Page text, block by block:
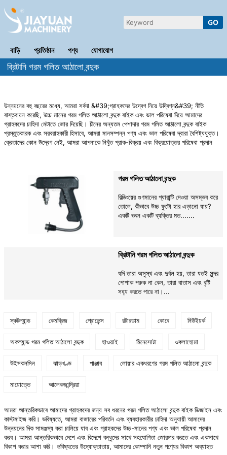
বাড়ি প্রতিষ্ঠান পণ্য যোগাযোগ
ব্রিটানি গরম গলিত আঠালো বন্দুক
উন্নয়নের বহু বছরের মধ্যে, আমরা সর্বদা &#39;গ্রাহকদের উদ্বেগ নিয়ে উদ্বিগ্ন&#39; নীতি
বাস্তবায়ন করেছি, উচ্চ মানের গরম গলিত আঠালো বন্দুক বাইক এবং ভাল পরিষেবা দিয়ে আমাদের
গ্রাহকদের চাহিদা মেটাতে জোর দিয়েছি। চীনের অন্যতম পেশাদার গরম গলিত আঠালো বন্দুক বাইক
প্রস্তুতকারক এবং সরবরাহকারী হিসাবে, আমরা মানসম্পন্ন পণ্য এবং ভাল পরিষেবা দ্বারা বৈশিষ্ট্যযুক্ত।
ক্রেতাদের কোন উদ্বেগ নেই, আমরা আপনাকে নিখুঁত প্রাক-বিক্রয় এবং বিক্রয়োত্তর পরিষেবা প্রদান
গরম গলিত আঠালো বন্দুক
বিল্ডিংয়ের গুণমানের গ্যারান্টি দেওয়া অসম্ভব করে
তোলে, কীভাবে উচ্চ ফুটো হার এড়ানো যায়?
একটি ভবন একটি ব্যক্তির মত.......
ব্রিটানি গরম গলিত আঠালো বন্দুক
যদি তারা অসুস্থ এবং দুর্বল হয়, তারা যতই সুন্দর
পোশাক পরুক না কেন, তারা বাতাস এবং বৃষ্টি
সহ্য করতে পারে না।...
স্কটল্যান্ড কেমব্রিজ প্রোভেন্স রটারডাম কোবে নিউইয়র্ক
অকল্যান্ড গরম গলিত আঠালো বন্দুক হাওয়াই মিনেসোটা ওকলাহোমা
উইসকনসিন ঝাড়খণ্ড পাঞ্জাব লোয়ার একধরণের গরম গলিত আঠালো বন্দুক
মায়োত্তে আলেকজান্দ্রিয়া
আমরা আন্তরিকভাবে আমাদের গ্রাহকদের জন্য সব ধরনের গরম গলিত আঠালো বন্দুক বাইক ডিজাইন এবং
কাস্টমাইজ করি। ভবিষ্যতে, আমরা বাজারের পরিবর্তন এবং ব্যবহারকারীর চাহিদা অনুযায়ী আমাদের
উন্নয়নের দিক সামঞ্জস্য করা চালিয়ে যাব এবং গ্রাহকদের উচ্চ-মানের পণ্য এবং ভাল পরিষেবা প্রদান
করব। আমরা আন্তরিকভাবে দেশে এবং বিদেশে বন্ধুদের সাথে সহযোগিতা জোরদার করতে এবং একসাথে
বিকাশ করার আশা করি। ভবিষ্যতের উদ্যোক্তাতায়, আমাদের কোম্পানি নতুন পণ্যের বিকাশ অব্যাহত